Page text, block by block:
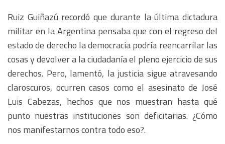
Ruiz Guiñazú recordó que durante la última dictadura
militar en la Argentina pensaba que con el regreso del
estado de derecho la democracia podría reencarrilar las
cosas y devolver a la ciudadanía el pleno ejercicio de sus
derechos. Pero, lamentó, la justicia sigue atravesando
claroscuros, ocurren casos como el asesinato de José
Luis Cabezas, hechos que nos muestran hasta qué
punto nuestras instituciones son deficitarias. ¿Cómo
nos manifestarnos contra todo eso?.